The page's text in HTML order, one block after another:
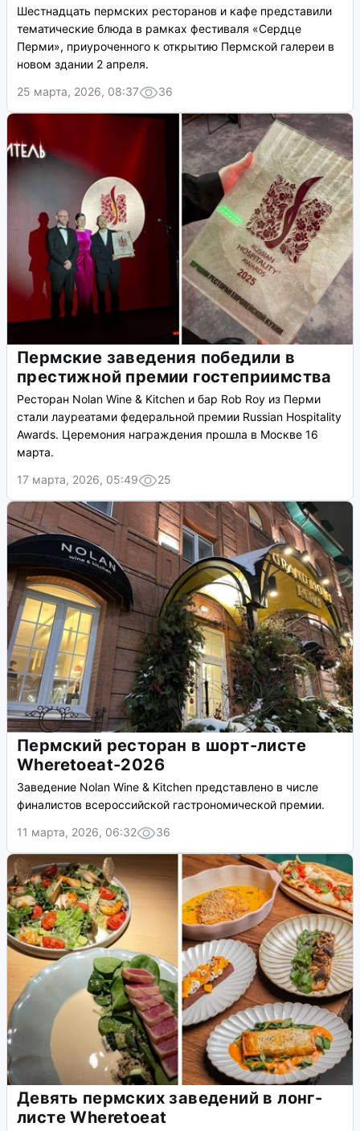
Шестнадцать пермских ресторанов и кафе представили
тематические блюда в рамках фестиваля «Сердце
Перми», приуроченного к открытию Пермской галереи в
новом здании 2 апреля.
25 марта, 2026, 08:37
36
Пермские заведения победили в
престижной премии гостеприимства
Ресторан Nolan Wine & Kitchen и бар Rob Roy из Перми
стали лауреатами федеральной премии Russian Hospitality
Awards. Церемония награждения прошла в Москве 16
марта.
17 марта, 2026, 05:49
25
Пермский ресторан в шорт-листе
Wheretoeat-2026
Заведение Nolan Wine & Kitchen представлено в числе
финалистов всероссийской гастрономической премии.
11 марта, 2026, 06:32
36
Девять пермских заведений в лонг-
листе Wheretoeat